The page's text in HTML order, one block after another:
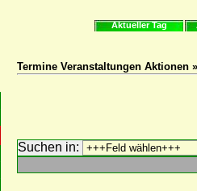
Aktueller Tag
Termine Veranstaltungen Aktionen
Suchen in: